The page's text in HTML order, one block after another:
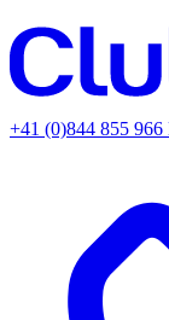
+41 (0)844 855 966